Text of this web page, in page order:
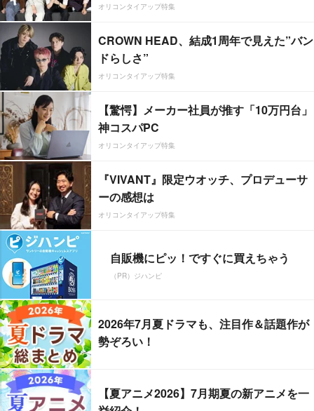
オリコンタイアップ特集
CROWN HEAD、結成1周年で見えた”バン
ドらしさ”
オリコンタイアップ特集
【驚愕】メーカー社員が推す「10万円台」
神コスパPC
オリコンタイアップ特集
『VIVANT』限定ウオッチ、プロデューサ
ーの感想は
オリコンタイアップ特集
自販機にピッ！ですぐに買えちゃう
（PR）ジハンピ
2026年7月夏ドラマも、注目作＆話題作が
勢ぞろい！
【夏アニメ2026】7月期夏の新アニメを一